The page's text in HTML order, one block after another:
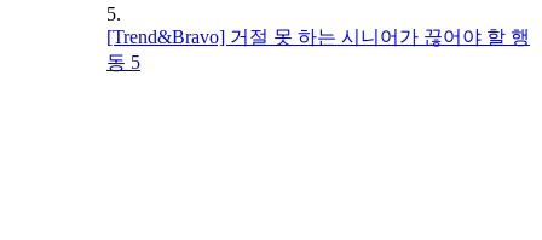
5.
[Trend&Bravo] 거절 못 하는 시니어가 끊어야 할 행
동 5